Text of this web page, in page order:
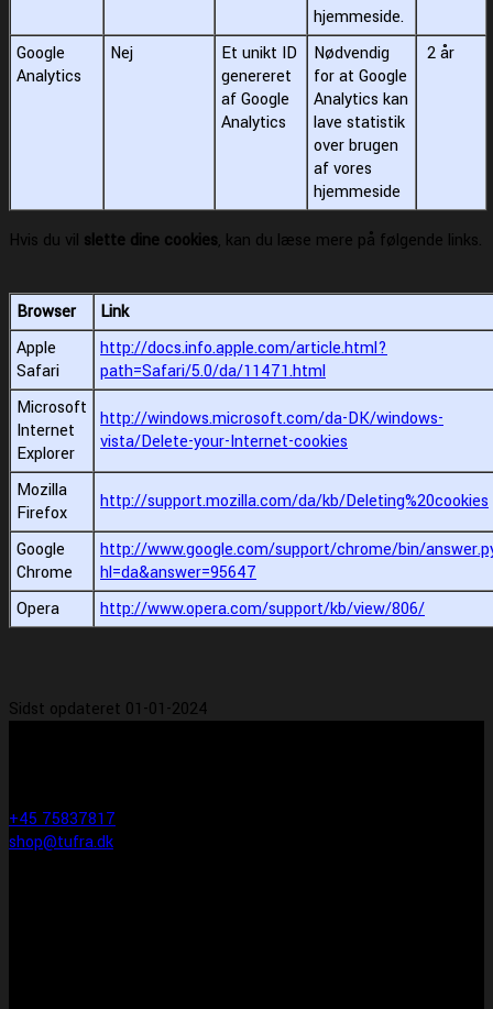
hjemmeside.
Google
Analytics
Nej
Et unikt ID
genereret
af Google
Analytics
Nødvendig
for at Google
Analytics kan
lave statistik
over brugen
af vores
hjemmeside
2 år
Hvis du vil slette dine cookies, kan du læse mere på følgende links.
Browser
Link
Apple
Safari
http://docs.info.apple.com/article.html?
path=Safari/5.0/da/11471.html
Microsoft
Internet
Explorer
http://windows.microsoft.com/da-DK/windows-
vista/Delete-your-Internet-cookies
Mozilla
Firefox
http://support.mozilla.com/da/kb/Deleting%20cookies
Google
Chrome
http://www.google.com/support/chrome/bin/
hl=da&answer=95647
Opera
http://www.opera.com/support/kb/view/806/
Sidst opdateret 01-01-2024
+45 75837817
shop@tufra.dk